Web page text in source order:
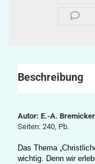
Beschreibung
Autor: E.-A. Bremicker
Seiten: 240, Pb.
Das Thema
wichtig. Denn wir